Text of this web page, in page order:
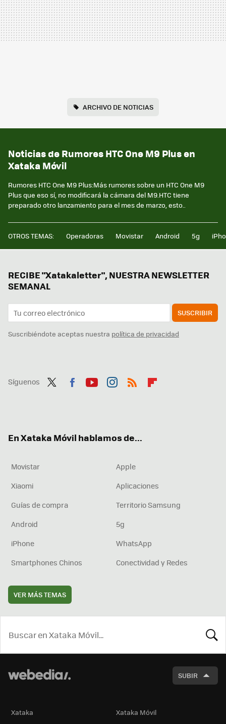
ARCHIVO DE NOTICIAS
Noticias de Rumores HTC One M9 Plus en
Xataka Móvil
Rumores HTC One M9 Plus:Más rumores sobre un HTC One M9
Plus que eso sí, no modificará la cámara del M9.HTC tiene
preparado otro lanzamiento para el mes de marzo, esto..
OTROS TEMAS: Operadoras Movistar Android 5g
RECIBE "Xatakaletter", NUESTRA NEWSLETTER
SEMANAL
SUSCRIBIR
Suscribiéndote aceptas nuestra política de privacidad
Síguenos
En Xataka Móvil hablamos de...
Movistar
Apple
Xiaomi
Aplicaciones
Guías de compra
Territorio Samsung
Android
5g
iPhone
WhatsApp
Smartphones Chinos
Conectividad y Redes
VER MÁS TEMAS
SUBIR
Xataka Xataka Móvil